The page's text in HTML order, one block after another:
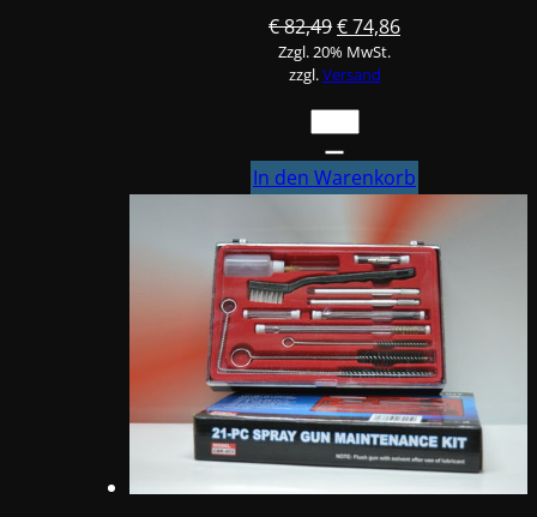
€82,49Ursprünglicher
Preis
war:
€ 82,49
€74,86Aktueller
Zzgl. 20% MwSt.
zzgl.Versand
FINIXA
Spritzpistole
SPG500
Reinigungssatz
&
Luftanschluss
Menge
In den Warenkorb